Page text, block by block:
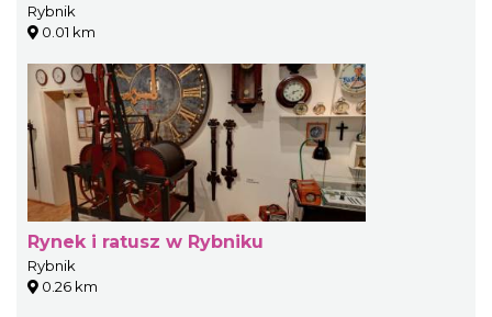
Rybnik
0.01 km
Rynek i ratusz w Rybniku
Rybnik
0.26 km